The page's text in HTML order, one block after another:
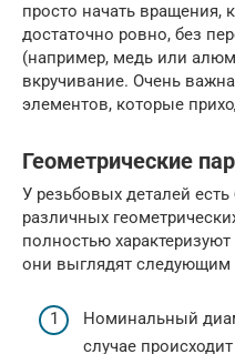
просто начать вращения,
достаточно ровно, без
(например, медь или
вкручивание. Очень
элементов, которые
Геометрические
У резьбовых деталей
различных
полностью
они выглядят следующим
Номинальный
случае